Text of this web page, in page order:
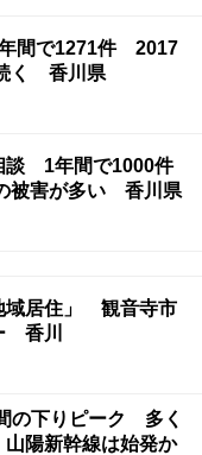
間で1271件 2017
く 香川県
談 1年間で1000件
被害が多い 香川県
域居住」 観音寺市
香川
の下りピーク 多く
陽新幹線は始発か